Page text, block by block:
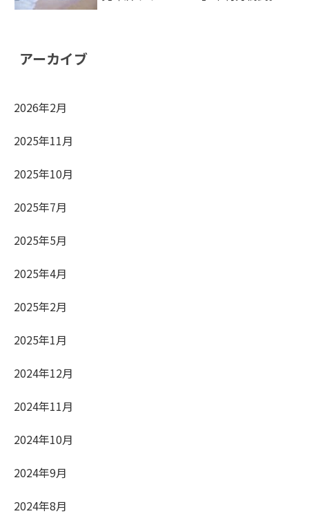
アーカイブ
2026年2月
2025年11月
2025年10月
2025年7月
2025年5月
2025年4月
2025年2月
2025年1月
2024年12月
2024年11月
2024年10月
2024年9月
2024年8月